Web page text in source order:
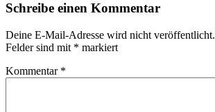
Schreibe einen Kommentar
Deine E-Mail-Adresse wird nicht veröffentlicht.
Felder sind mit * markiert
Kommentar *